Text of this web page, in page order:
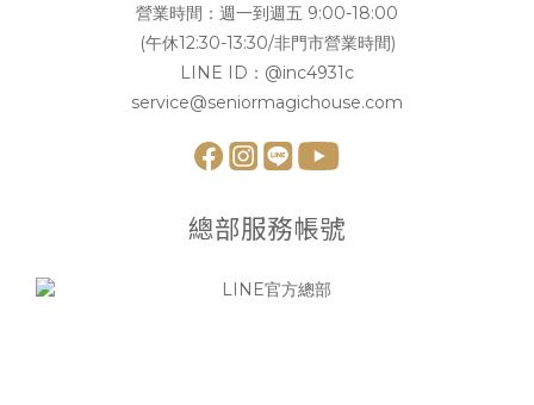
營業時間：週一到週五 9:00-18:00
(午休12:30-13:30/非門市營業時間)
LINE ID： @inc4931c
service@seniormagichouse.com
總部服務帳號